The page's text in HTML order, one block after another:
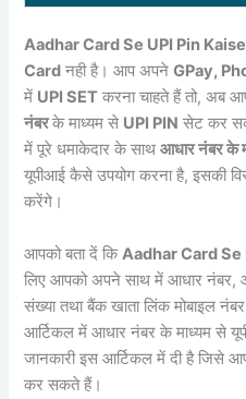
Aadhar Card Se UPI Pin
Card नही है। आप अपनेGPay,
में UPI SET करना चाहते हैं तो, अब
नंबरके माध्यम से UPI PIN सेट कर
में पूरे धमाकेदार के साथआधार नंबर के
यूपीआई कैसे उपयोग करना है, इसकी
करेंगे।
आपको बता दें कि Aadhar Card Se
लिए आपको अपने साथ में आधार नंबर,
संख्या तथा बैंक खाता लिंक मोबाइल
आर्टिकल में आधार नंबर के माध्यम से
जानकारी इस आर्टिकल में दी है जिसे
कर सकते हैं।